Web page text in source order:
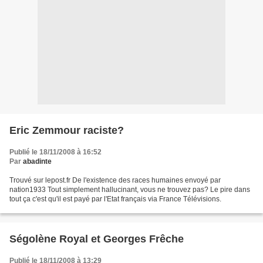
Eric Zemmour raciste?
Publié le 18/11/2008 à 16:52
Par abadinte
Trouvé sur lepost.fr De l'existence des races humaines envoyé par
nation1933 Tout simplement hallucinant, vous ne trouvez pas? Le pire dans
tout ça c'est qu'il est payé par l'Etat français via France Télévisions.
Ségolène Royal et Georges Frêche
Publié le 18/11/2008 à 13:29